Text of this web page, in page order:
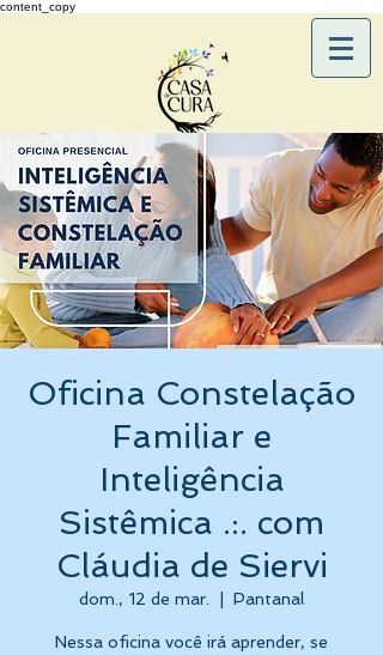
content_copy
Oficina Constelação
Familiar e
Inteligência
Sistêmica .:. com
Cláudia de Siervi
dom., 12 de mar. Pantanal
Nessa oficina você irá aprender, se